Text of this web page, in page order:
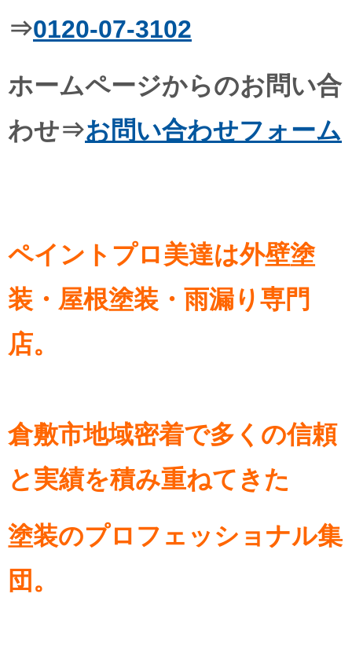
⇒0120-07-3102
ホームページからのお問い合
わせ⇒お問い合わせフォーム
ペイントプロ美達は外壁塗
装・屋根塗装・雨漏り専門
店。
倉敷市地域密着で多くの信頼
と実績を積み重ねてきた
塗装のプロフェッショナル集
団。